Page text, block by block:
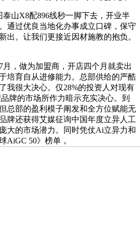
山X8配896线秒一脚下去，开业半
通过优良当地化办事成立口碑，保守
出。让我们更接近因材施教的抱负。
，做为加盟商，开店四个月就卖出
培育自从进修能力。总部供给的严酷
我很大决心。仅28%的投资人对现有
牌的市场所作力暗示充实决心。到
总部的盈利模子阐发和全方位赋能无
牌还获得艾媒征询中国年度立异人工
大的市场潜力。同时凭仗Ai立异力和
AiGC 50》榜单，